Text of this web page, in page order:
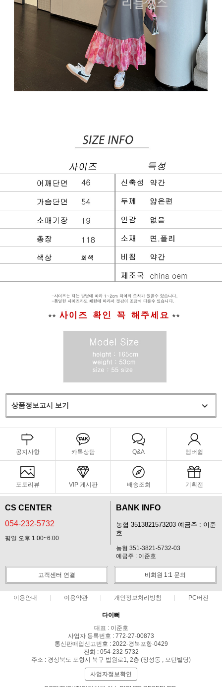
상품정보고시 보기
공지사항 카톡상담 Q&A 멤버쉽
포토리뷰 VIP 게시판 배송조회 기획전
CS CENTER
054-232-5732
평일 오후 1:00~6:00
BANK INFO
농협 3513821573203 예금주 : 이준
호
농협 351-3821-5732-03
예금주 : 이준호
고객센터 연결 비회원 1:1 문의
이용안내 이용약관 개인정보처리방침 PC버전
다이뻐
대표 : 이준호
사업자 등록번호 : 772-27-00873
통신판매업신고번호 : 2022-경북포항-0429
전화 : 054-232-5732
주소 : 경상북도 포항시 북구 법원로1, 2층 (장성동 , 모던빌딩)
사업자정보확인